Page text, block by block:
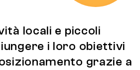
locali e piccoli
i loro obiettivi
grazie a